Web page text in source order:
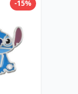
-15%